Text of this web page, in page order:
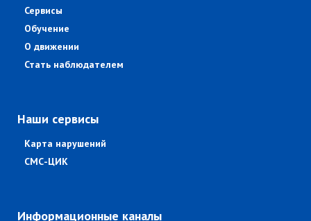
Сервисы
Обучение
О движении
Стать наблюдателем
Наши сервисы
Карта нарушений
СМС-ЦИК
Информационные каналы